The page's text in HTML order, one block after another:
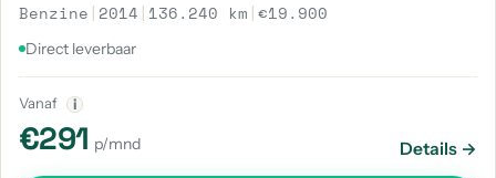
Benzine | 2014 | 136.240 km |€19.900
Direct leverbaar
Vanaf i
€291 p/mnd Details →